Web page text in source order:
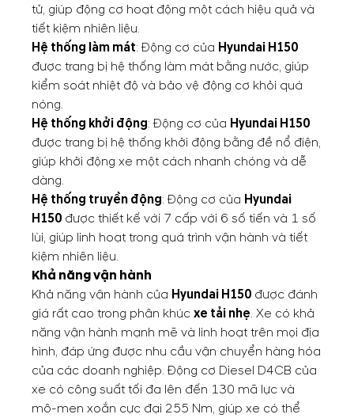
tử, giúp động cơ hoạt động một cách hiệu quả và
tiết kiệm nhiên liệu.
Hệ thống làm mát: Động cơ của Hyundai H150
được trang bị hệ thống làm mát bằng nước, giúp
kiểm soát nhiệt độ và bảo vệ động cơ khỏi quá
nóng.
Hệ thống khởi động: Động cơ của Hyundai H150
được trang bị hệ thống khởi động bằng đề nổ điện,
giúp khởi động xe một cách nhanh chóng và dễ
dàng.
Hệ thống truyền động: Động cơ của Hyundai
H150 được thiết kế với 7 cấp với 6 số tiến và 1 số
lùi, giúp linh hoạt trong quá trình vận hành và tiết
kiệm nhiên liệu.
Khả năng vận hành
Khả năng vận hành của Hyundai H150 được đánh
giá rất cao trong phân khúc xe tải nhẹ. Xe có khả
năng vận hành mạnh mẽ và linh hoạt trên mọi địa
hình, đáp ứng được nhu cầu vận chuyển hàng hóa
của các doanh nghiệp. Động cơ Diesel D4CB của
xe có công suất tối đa lên đến 130 mã lực và
mô-men xoắn cực đại 255 Nm, giúp xe có thể